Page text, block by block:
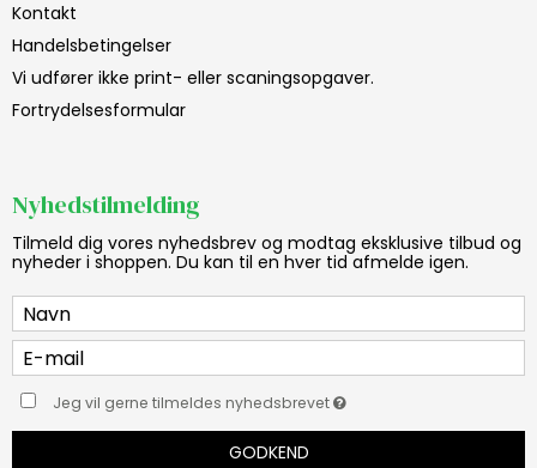
Kontakt
Handelsbetingelser
Vi udfører ikke print- eller scaningsopgaver.
Fortrydelsesformular
Nyhedstilmelding
Tilmeld dig vores nyhedsbrev og modtag eksklusive tilbud og
nyheder i shoppen. Du kan til en hver tid afmelde igen.
Jeg vil gerne tilmeldes nyhedsbrevet
GODKEND